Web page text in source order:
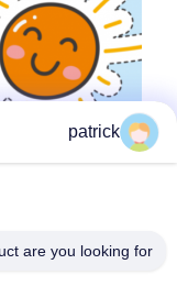
patrick
are you looking for?